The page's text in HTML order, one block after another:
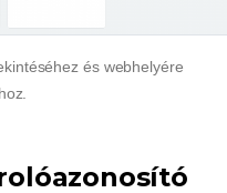
és webhelyére